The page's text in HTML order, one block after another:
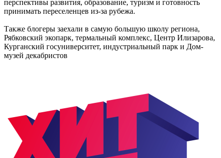
перспективы развития, образование, туризм и готовность
принимать переселенцев из-за рубежа.
Также блогеры заехали в самую большую школу региона,
Рябковский экопарк, термальный комплекс, Центр Илизарова,
Курганский госуниверситет, индустриальный парк и Дом-
музей декабристов